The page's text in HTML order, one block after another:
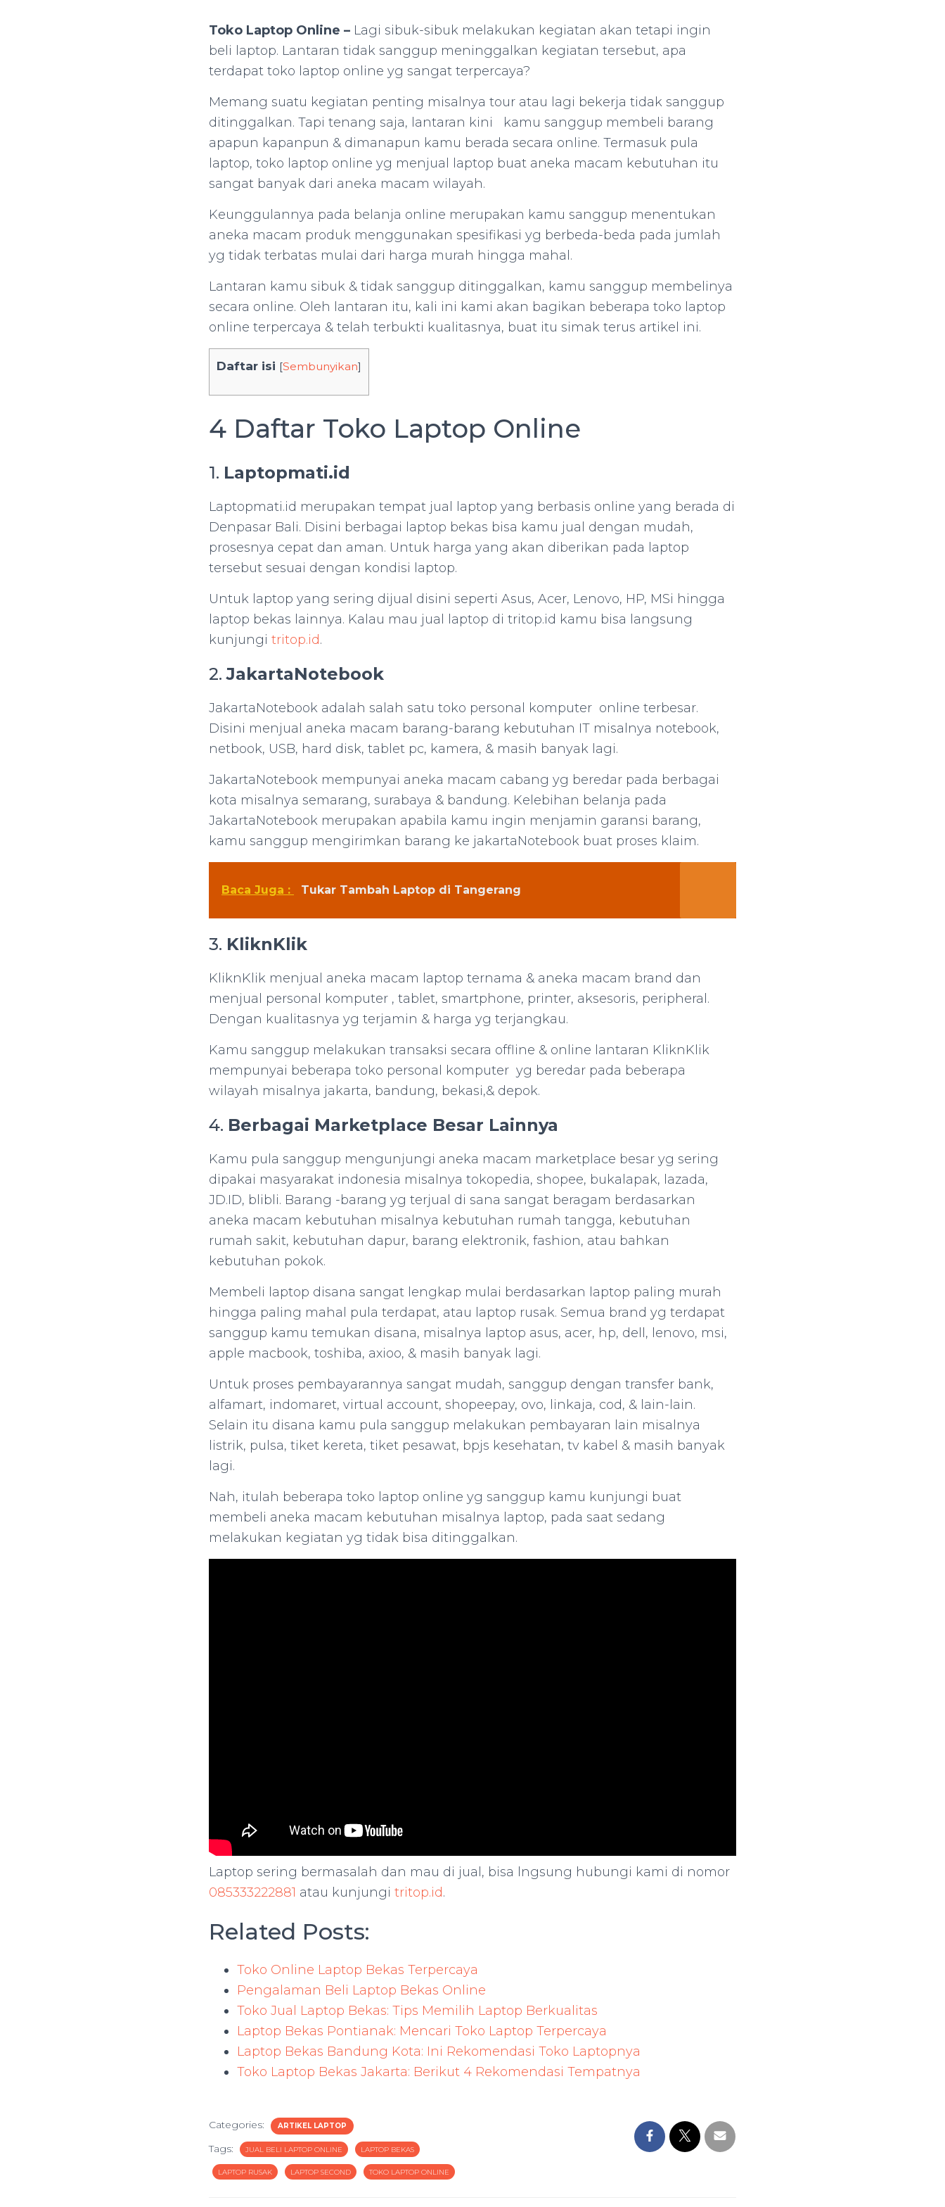
Toko Laptop Online – Lagi sibuk-sibuk melakukan kegiatan akan tetapi ingin
beli laptop. Lantaran tidak sanggup meninggalkan kegiatan tersebut, apa
terdapat toko laptop online yg sangat terpercaya?
Memang suatu kegiatan penting misalnya tour atau lagi bekerja tidak sanggup
ditinggalkan. Tapi tenang saja, lantaran kini kamu sanggup membeli barang
apapun kapanpun & dimanapun kamu berada secara online. Termasuk pula
laptop, toko laptop online yg menjual laptop buat aneka macam kebutuhan itu
sangat banyak dari aneka macam wilayah.
Keunggulannya pada belanja online merupakan kamu sanggup menentukan
aneka macam produk menggunakan spesifikasi yg berbeda-beda pada jumlah
yg tidak terbatas mulai dari harga murah hingga mahal.
Lantaran kamu sibuk & tidak sanggup ditinggalkan, kamu sanggup membelinya
secara online. Oleh lantaran itu, kali ini kami akan bagikan beberapa toko laptop
online terpercaya & telah terbukti kualitasnya, buat itu simak terus artikel ini.
Daftar isi [Sembunyikan]
4 Daftar Toko Laptop Online
1. Laptopmati.id
Laptopmati.id merupakan tempat jual laptop yang berbasis online yang berada di
Denpasar Bali. Disini berbagai laptop bekas bisa kamu jual dengan mudah,
prosesnya cepat dan aman. Untuk harga yang akan diberikan pada laptop
tersebut sesuai dengan kondisi laptop.
Untuk laptop yang sering dijual disini seperti Asus, Acer, Lenovo, HP, MSi hingga
laptop bekas lainnya. Kalau mau jual laptop di tritop.id kamu bisa langsung
kunjungi tritop.id.
2.JakartaNotebook
JakartaNotebook adalah salah satu toko personal komputer online terbesar.
Disini menjual aneka macam barang-barang kebutuhan IT misalnya notebook,
netbook, USB, hard disk, tablet pc, kamera, & masih banyak lagi.
JakartaNotebook mempunyai aneka macam cabang yg beredar pada berbagai
kota misalnya semarang, surabaya & bandung. Kelebihan belanja pada
JakartaNotebook merupakan apabila kamu ingin menjamin garansi barang,
kamu sanggup mengirimkan barang ke jakartaNotebook buat proses klaim.
Baca Juga : Tukar Tambah Laptop di Tangerang
3. KliknKlik
KliknKlik menjual aneka macam laptop ternama & aneka macam brand dan
menjual personal komputer , tablet, smartphone, printer, aksesoris, peripheral.
Dengan kualitasnya yg terjamin & harga yg terjangkau.
Kamu sanggup melakukan transaksi secara offline & online lantaran KliknKlik
mempunyai beberapa toko personal komputer yg beredar pada beberapa
wilayah misalnya jakarta, bandung, bekasi,& depok.
4. Berbagai Marketplace Besar Lainnya
Kamu pula sanggup mengunjungi aneka macam marketplace besar yg sering
dipakai masyarakat indonesia misalnya tokopedia, shopee, bukalapak, lazada,
JD.ID, blibli. Barang -barang yg terjual di sana sangat beragam berdasarkan
aneka macam kebutuhan misalnya kebutuhan rumah tangga, kebutuhan
rumah sakit, kebutuhan dapur, barang elektronik, fashion, atau bahkan
kebutuhan pokok.
Membeli laptop disana sangat lengkap mulai berdasarkan laptop paling murah
hingga paling mahal pula terdapat, atau laptop rusak. Semua brand yg terdapat
sanggup kamu temukan disana, misalnya laptop asus, acer, hp, dell, lenovo, msi,
apple macbook, toshiba, axioo, & masih banyak lagi.
Untuk proses pembayarannya sangat mudah, sanggup dengan transfer bank,
alfamart, indomaret, virtual account, shopeepay, ovo, linkaja, cod, & lain-lain.
Selain itu disana kamu pula sanggup melakukan pembayaran lain misalnya
listrik, pulsa, tiket kereta, tiket pesawat, bpjs kesehatan, tv kabel & masih banyak
lagi.
Nah, itulah beberapa toko laptop online yg sanggup kamu kunjungi buat
membeli aneka macam kebutuhan misalnya laptop, pada saat sedang
melakukan kegiatan yg tidak bisa ditinggalkan.
Laptop sering bermasalah dan mau di jual, bisa lngsung hubungi kami di nomor
085333222881 atau kunjungi tritop.id.
Related Posts:
Toko Online Laptop Bekas Terpercaya
Pengalaman Beli Laptop Bekas Online
Toko Jual Laptop Bekas: Tips Memilih Laptop Berkualitas
Laptop Bekas Pontianak: Mencari Toko Laptop Terpercaya
Laptop Bekas Bandung Kota: Ini Rekomendasi Toko Laptopnya
Toko Laptop Bekas Jakarta: Berikut 4 Rekomendasi Tempatnya
Categories: ARTIKEL LAPTOP
Tags: JUAL BELI LAPTOP ONLINE LAPTOP BEKAS
LAPTOP RUSAK LAPTOP SECOND TOKO LAPTOP ONLINE